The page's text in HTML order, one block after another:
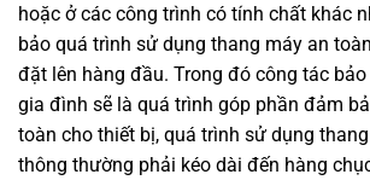
hoặc ở các công trình có tính chất khác
bảo quá trình sử dụng thang máy an
đặt lên hàng đầu. Trong đó công tác
gia đình sẽ là quá trình góp phần đảm
toàn cho thiết bị, quá trình sử dụng
thông thường phải kéo dài đến hàng